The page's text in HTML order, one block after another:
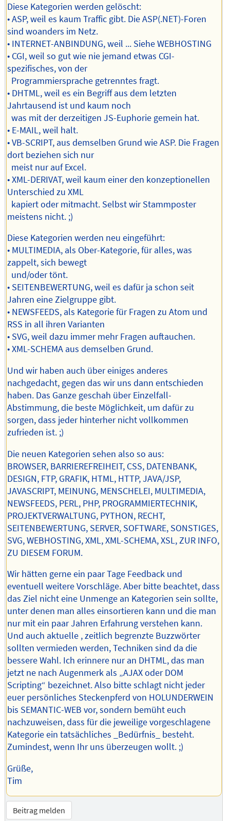
Diese Kategorien werden gelöscht:
• ASP, weil es kaum Traffic gibt. Die ASP(.NET)-Foren
sind woanders im Netz.
• INTERNET-ANBINDUNG, weil ... Siehe WEBHOSTING
• CGI, weil so gut wie nie jemand etwas CGI-
spezifisches, von der
Programmiersprache getrenntes fragt.
• DHTML, weil es ein Begriff aus dem letzten
Jahrtausend ist und kaum noch
was mit der derzeitigen JS-Euphorie gemein hat.
• E-MAIL, weil halt.
• VB-SCRIPT, aus demselben Grund wie ASP. Die Fragen
dort beziehen sich nur
meist nur auf Excel.
• XML-DERIVAT, weil kaum einer den konzeptionellen
Unterschied zu XML
kapiert oder mitmacht. Selbst wir Stammposter
meistens nicht. ;)
Diese Kategorien werden neu eingeführt:
• MULTIMEDIA, als Ober-Kategorie, für alles, was
zappelt, sich bewegt
und/oder tönt.
• SEITENBEWERTUNG, weil es dafür ja schon seit
Jahren eine Zielgruppe gibt.
• NEWSFEEDS, als Kategorie für Fragen zu Atom und
RSS in all ihren Varianten
• SVG, weil dazu immer mehr Fragen auftauchen.
• XML-SCHEMA aus demselben Grund.
Und wir haben auch über einiges anderes
nachgedacht, gegen das wir uns dann entschieden
haben. Das Ganze geschah über Einzelfall-
Abstimmung, die beste Möglichkeit, um dafür zu
sorgen, dass jeder hinterher nicht vollkommen
zufrieden ist. ;)
Die neuen Kategorien sehen also so aus:
BROWSER, BARRIEREFREIHEIT, CSS, DATENBANK,
DESIGN, FTP, GRAFIK, HTML, HTTP, JAVA/JSP,
JAVASCRIPT, MEINUNG, MENSCHELEI, MULTIMEDIA,
NEWSFEEDS, PERL, PHP, PROGRAMMIERTECHNIK,
PROJEKTVERWALTUNG, PYTHON, RECHT,
SEITENBEWERTUNG, SERVER, SOFTWARE, SONSTIGES,
SVG, WEBHOSTING, XML, XML-SCHEMA, XSL, ZUR INFO,
ZU DIESEM FORUM.
Wir hätten gerne ein paar Tage Feedback und
eventuell weitere Vorschläge. Aber bitte beachtet, dass
das Ziel nicht eine Unmenge an Kategorien sein sollte,
unter denen man alles einsortieren kann und die man
nur mit ein paar Jahren Erfahrung verstehen kann.
Und auch aktuelle , zeitlich begrenzte Buzzwörter
sollten vermieden werden, Techniken sind da die
bessere Wahl. Ich erinnere nur an DHTML, das man
jetzt ne nach Augenmerk als „AJAX oder DOM
Scripting“ bezeichnet. Also bitte schlagt nicht jeder
euer persönliches Steckenpferd von HOLUNDERWEIN
bis SEMANTIC-WEB vor, sondern bemüht euch
nachzuweisen, dass für die jeweilige vorgeschlagene
Kategorie ein tatsächliches _Bedürfnis_ besteht.
Zumindest, wenn Ihr uns überzeugen wollt. ;)
Grüße,
Tim
Beitrag melden